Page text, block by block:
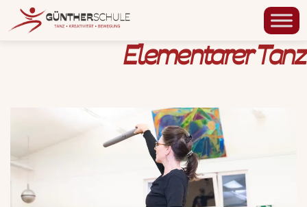
Elementarer Tanz